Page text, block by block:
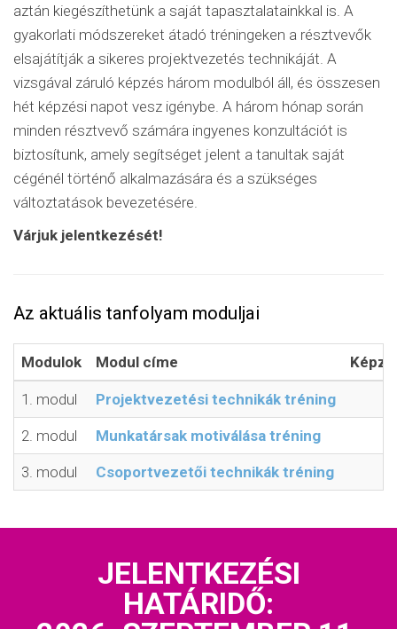
aztán kiegészíthetünk a saját tapasztalatainkkal is. A
gyakorlati módszereket átadó tréningeken a résztvevők
elsajátítják a sikeres projektvezetés technikáját. A
vizsgával záruló képzés három modulból áll, és összesen
hét képzési napot vesz igénybe. A három hónap során
minden résztvevő számára ingyenes konzultációt is
biztosítunk, amely segítséget jelent a tanultak saját
cégénél történő alkalmazására és a szükséges
változtatások bevezetésére.
Várjuk jelentkezését!
Az aktuális tanfolyam moduljai
Modulok Modul címe
1. modul Projektvezetési technikák tréning
2. modul Munkatársak motiválása tréning
3. modul Csoportvezetői technikák tréning
JELENTKEZÉSI
HATÁRIDŐ: